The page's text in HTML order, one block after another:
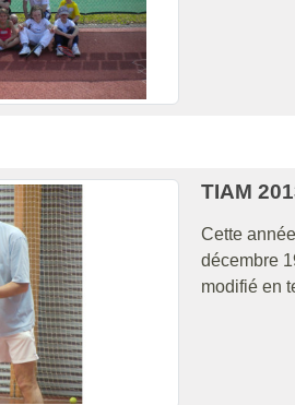
TIAM
Cette
décembre
modifié en